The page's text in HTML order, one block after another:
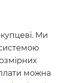
Ми
можна